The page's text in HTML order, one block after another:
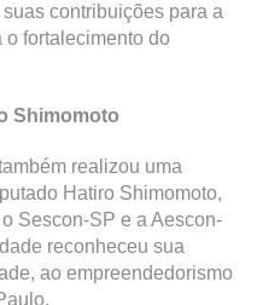
contribuições para a
fortalecimento do
Shimomoto
realizou uma
Hatiro Shimomoto,
Sescon-SP e a Aescon-
reconheceu sua
ao empreendedorismo